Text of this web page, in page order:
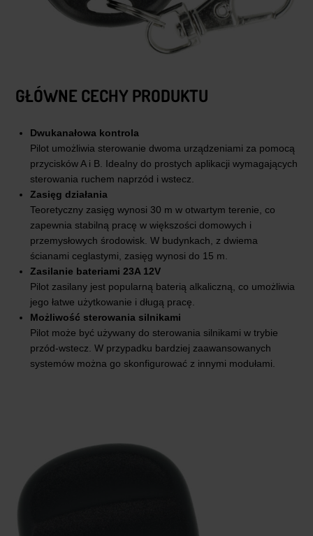
GŁÓWNE CECHY PRODUKTU
Dwukanałowa kontrola
Pilot umożliwia sterowanie dwoma urządzeniami za pomocą
przycisków A i B. Idealny do prostych aplikacji wymagających
sterowania ruchem naprzód i wstecz.
Zasięg działania
Teoretyczny zasięg wynosi 30 m w otwartym terenie, co
zapewnia stabilną pracę w większości domowych i
przemysłowych środowisk. W budynkach, z dwiema
ścianami ceglastymi, zasięg wynosi do 15 m.
Zasilanie bateriami 23A 12V
Pilot zasilany jest popularną baterią alkaliczną, co umożliwia
jego łatwe użytkowanie i długą pracę.
Możliwość sterowania silnikami
Pilot może być używany do sterowania silnikami w trybie
przód-wstecz. W przypadku bardziej zaawansowanych
systemów można go skonfigurować z innymi modułami.